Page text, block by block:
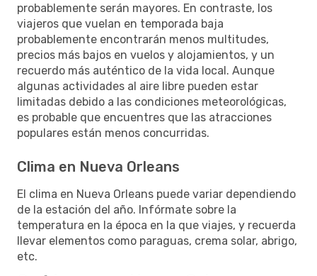
probablemente serán mayores. En contraste, los
viajeros que vuelan en temporada baja
probablemente encontrarán menos multitudes,
precios más bajos en vuelos y alojamientos, y un
recuerdo más auténtico de la vida local. Aunque
algunas actividades al aire libre pueden estar
limitadas debido a las condiciones meteorológicas,
es probable que encuentres que las atracciones
populares están menos concurridas.
Clima en Nueva Orleans
El clima en Nueva Orleans puede variar dependiendo
de la estación del año. Infórmate sobre la
temperatura en la época en la que viajes, y recuerda
llevar elementos como paraguas, crema solar, abrigo,
etc.